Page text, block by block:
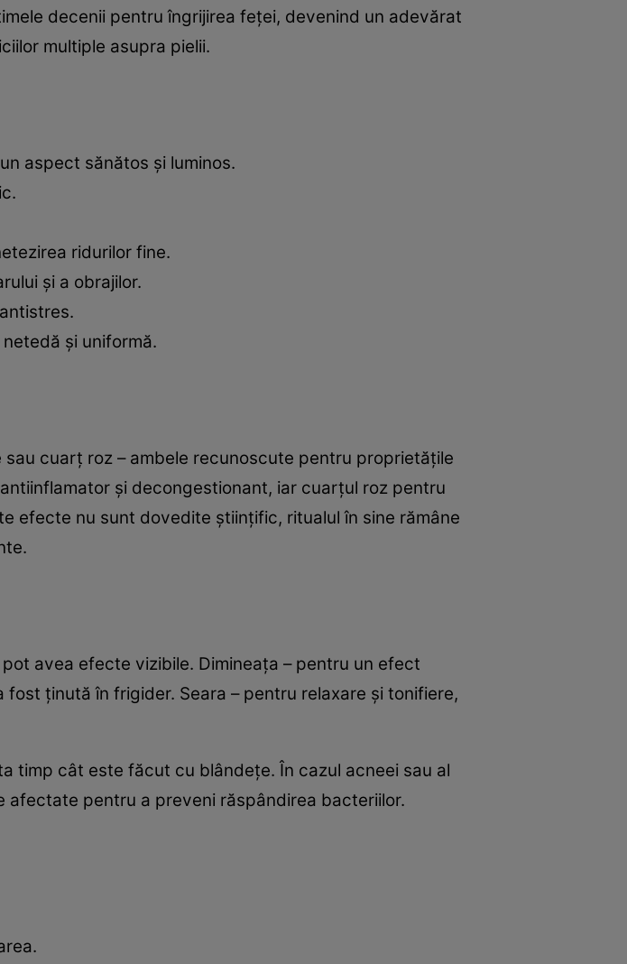
decenii pentru îngrijirea feței, devenind un adevărat
multiple asupra pielii.
aspect sănătos și luminos.
ridurilor fine.
și a obrajilor.
și uniformă.
cuarț roz – ambele recunoscute pentru proprietățile
și decongestionant, iar cuarțul roz pentru
efecte nu sunt dovedite științific, ritualul în sine rămâne
avea efecte vizibile. Dimineața – pentru un efect
ținută în frigider. Seara – pentru relaxare și tonifiere,
timp cât este făcut cu blândețe. În cazul acneei sau al
afectate pentru a preveni răspândirea bacteriilor.